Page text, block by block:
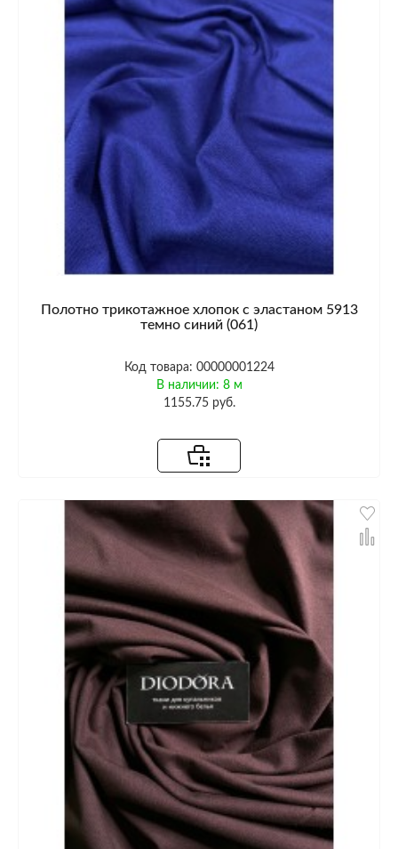
Полотно трикотажное хлопок с эластаном 5913
темно синий (061)
Код товара: 00000001224
В наличии: 8 м
1155.75 руб.